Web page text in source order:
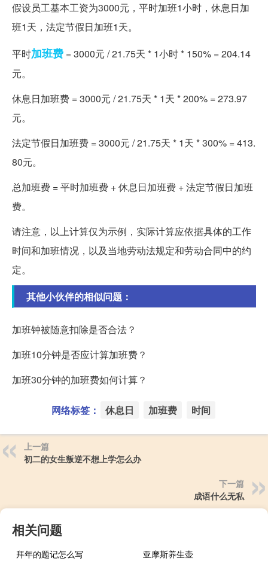
假设员工基本工资为3000元，平时加班1小时，休息日加
班1天，法定节假日加班1天。
平时加班费 = 3000元 / 21.75天 * 1小时 * 150% = 204.14
元。
休息日加班费 = 3000元 / 21.75天 * 1天 * 200% = 273.97
元。
法定节假日加班费 = 3000元 / 21.75天 * 1天 * 300% = 413.
80元。
总加班费 = 平时加班费 + 休息日加班费 + 法定节假日加班
费。
请注意，以上计算仅为示例，实际计算应依据具体的工作
时间和加班情况，以及当地劳动法规定和劳动合同中的约
定。
其他小伙伴的相似问题：
加班钟被随意扣除是否合法？
加班10分钟是否应计算加班费？
加班30分钟的加班费如何计算？
网络标签： 休息日 加班费 时间
上一篇
初二的女生叛逆不想上学怎么办
下一篇
成语什么无私
相关问题
拜年的题记怎么写 亚摩斯养生壶